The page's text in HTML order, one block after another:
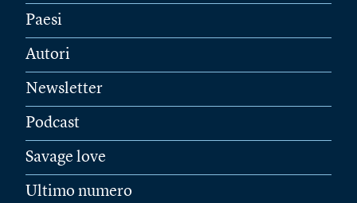
Paesi
Autori
Newsletter
Podcast
Savage love
Ultimo numero